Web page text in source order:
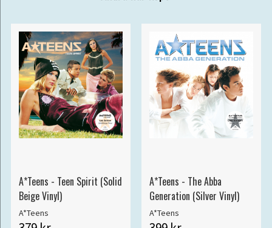
A*Teens - Teen Spirit (Solid
Beige Vinyl)
A*Teens
A*Teens - The Abba
Generation (Silver Vinyl)
A*Teens